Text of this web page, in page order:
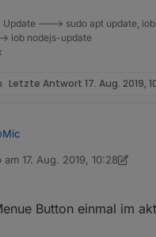
Update ---> sudo apt update,
iob nodejs-update
Letzte Antwort 17. Aug. 2019,
Mic
habe dein Script für die Nav-
am 17. Aug. 2019, 10:28
von Glasfaser
Button einmal im